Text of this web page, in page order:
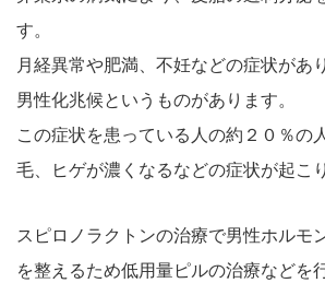
す。
月経異常や肥満、不妊などの症状があ
男性化兆候というものがあります。
この症状を患っている人の約２０％の
毛、ヒゲが濃くなるなどの症状が起こ
スピロノラクトンの治療で男性ホルモ
を整えるため低用量ピルの治療などを